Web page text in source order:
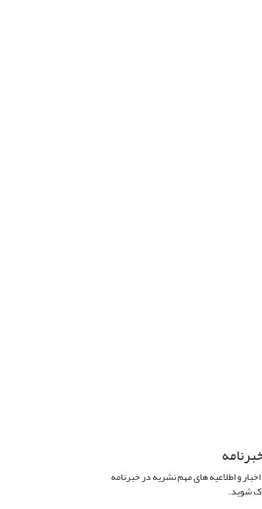
و اطلاعیه های مهم نشریه در خبرنامه
شوید.